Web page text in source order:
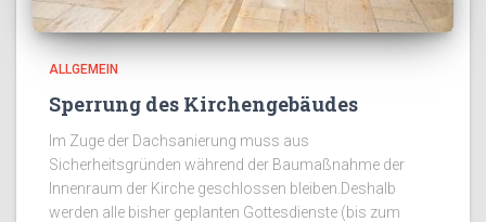
ALLGEMEIN
Sperrung des Kirchengebäudes
Im Zuge der Dachsanierung muss aus
Sicherheitsgründen während der Baumaßnahme der
Innenraum der Kirche geschlossen bleiben.Deshalb
werden alle bisher geplanten Gottesdienste (bis zum